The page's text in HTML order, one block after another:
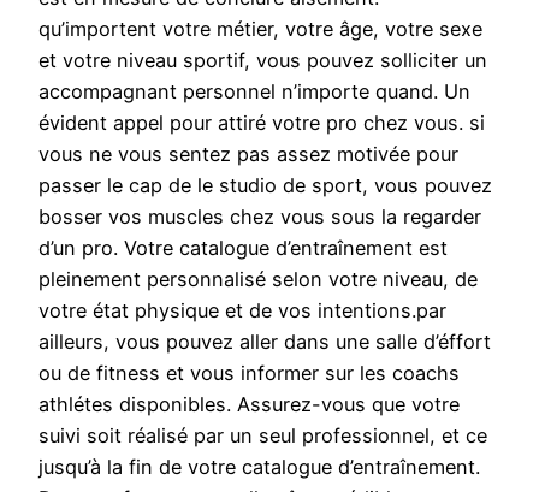
qu’importent votre métier, votre âge, votre sexe
et votre niveau sportif, vous pouvez solliciter un
accompagnant personnel n’importe quand. Un
évident appel pour attiré votre pro chez vous. si
vous ne vous sentez pas assez motivée pour
passer le cap de le studio de sport, vous pouvez
bosser vos muscles chez vous sous la regarder
d’un pro. Votre catalogue d’entraînement est
pleinement personnalisé selon votre niveau, de
votre état physique et de vos intentions.par
ailleurs, vous pouvez aller dans une salle d’éffort
ou de fitness et vous informer sur les coachs
athlétes disponibles. Assurez-vous que votre
suivi soit réalisé par un seul professionnel, et ce
jusqu’à la fin de votre catalogue d’entraînement.